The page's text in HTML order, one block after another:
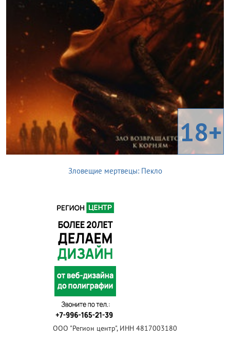
18+
Зловещие мертвецы: Пекло
ООО "Регион центр", ИНН 4817003180